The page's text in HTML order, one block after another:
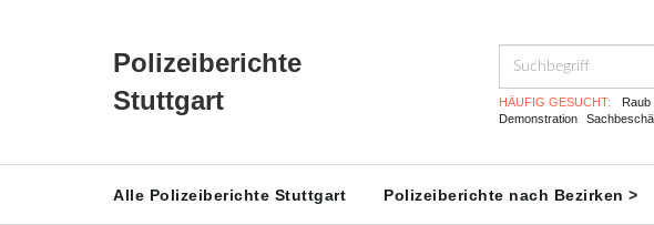
Polizeiberichte
Stuttgart
HÄUFIG GESUCHT: Raub
Demonstration
Alle Polizeiberichte Stuttgart Polizeiberichte nach Bezirken >